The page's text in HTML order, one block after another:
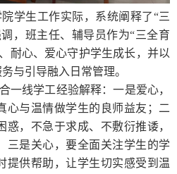
学生工作实际，系统阐释了“三
，班主任、辅导员作为“三全育
耐心、爱心守护学生成长，并以
与引导融入日常管理。
一线学工经验解释：一是爱心，
心与温情做学生的良师益友；二
，不急于求成、不敷衍推诿，
三是关心，要全面关注学生的学
提供帮助，让学生切实感受到温